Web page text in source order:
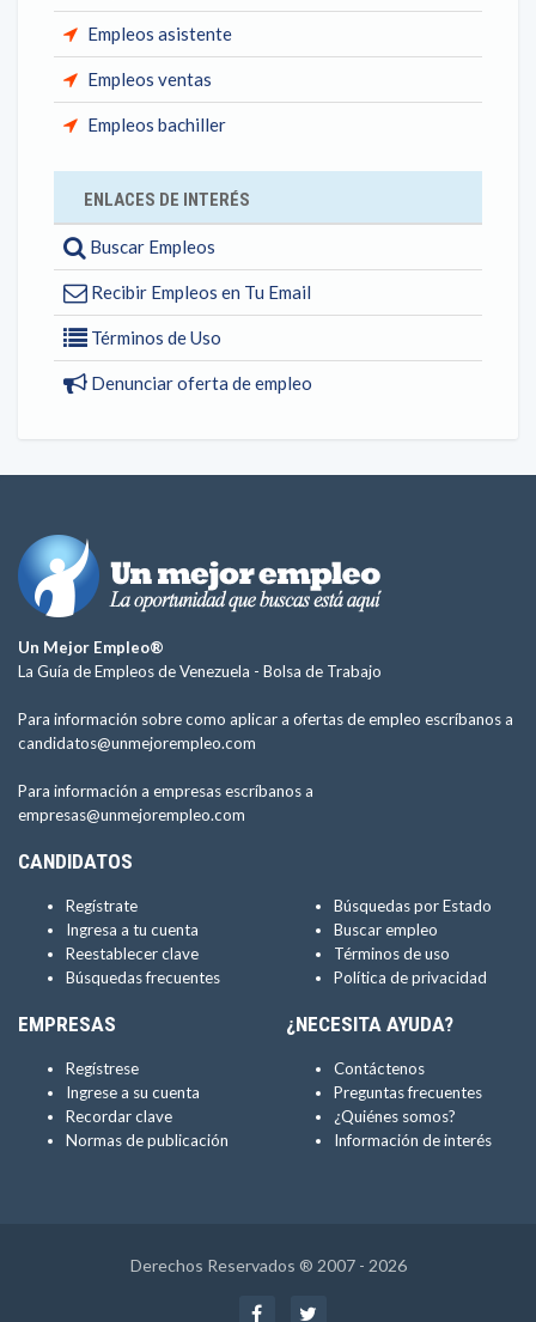
Empleos asistente
Empleos ventas
Empleos bachiller
ENLACES DE INTERÉS
Buscar Empleos
Recibir Empleos en Tu Email
Términos de Uso
Denunciar oferta de empleo
Un Mejor Empleo®
La Guía de Empleos de Venezuela - Bolsa de Trabajo
Para información sobre como aplicar a ofertas de empleo escríbanos a
candidatos@unmejorempleo.com
Para información a empresas escríbanos a
empresas@unmejorempleo.com
CANDIDATOS
Regístrate
Ingresa a tu cuenta
Reestablecer clave
Búsquedas frecuentes
Búsquedas por Estado
Buscar empleo
Términos de uso
Política de privacidad
EMPRESAS
Regístrese
Ingrese a su cuenta
Recordar clave
Normas de publicación
¿NECESITA AYUDA?
Contáctenos
Preguntas frecuentes
¿Quiénes somos?
Información de interés
Derechos Reservados ® 2007 - 2026
Facebook